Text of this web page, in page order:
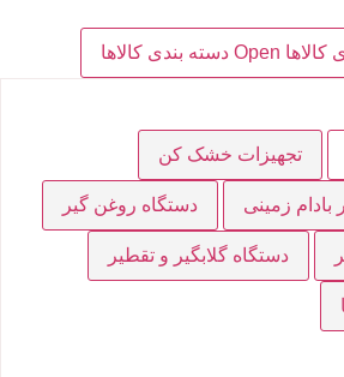
Open دسته بندی کالاها
تجهیزات خشک کن
بادام زمینی دستگاه روغن گیر
دستگاه گلابگیر و تقطیر